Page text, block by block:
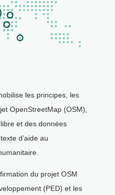
les principes, les
OpenStreetMap (OSM),
et des données
d’aide au
du projet OSM
(PED) et les